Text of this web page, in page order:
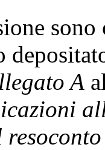
sono
A